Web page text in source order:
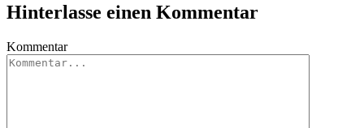
Hinterlasse einen Kommentar
Kommentar